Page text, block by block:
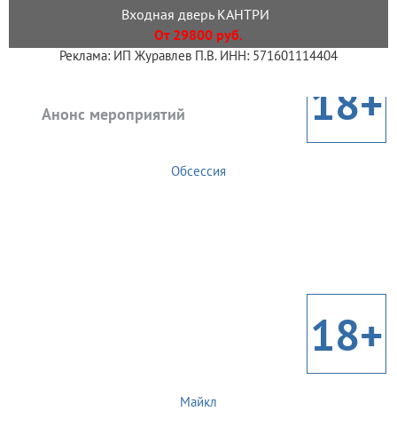
Входная дверь КАНТРИ
От 29800 руб.
Реклама: ИП Журавлев П.В. ИНН: 571601114404
Анонс мероприятий 18+
Обсессия
18+
Майкл